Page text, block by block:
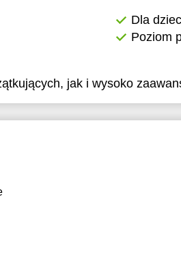
Dla
Poziom
jak i wysoko